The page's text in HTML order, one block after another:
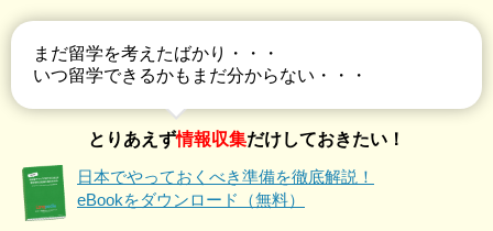
まだ留学を考えたばかり・・・
いつ留学できるかもまだ分からない・・・
とりあえず情報収集だけしておきたい！
日本でやっておくべき準備を徹底解説！
eBookをダウンロード（無料）